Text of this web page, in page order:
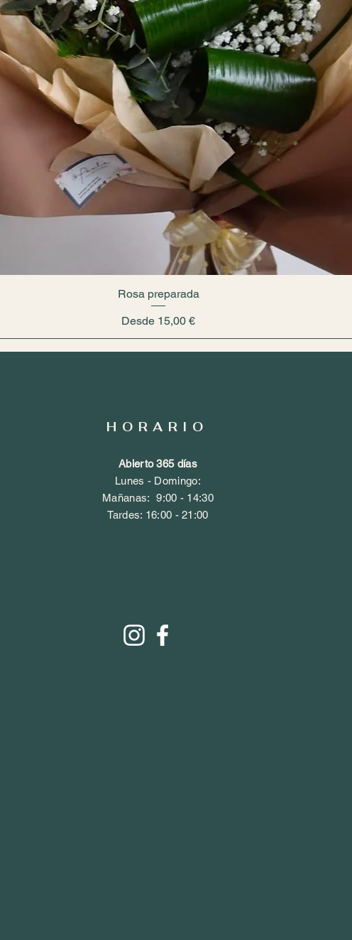
Rosa preparada
Desde 15,00 €
Precio de oferta
HORARIO
Abierto 365 días
Lunes - Domingo:
​​Mañanas: 9:00 - 14:30
​Tardes: 16:00 - 21:00